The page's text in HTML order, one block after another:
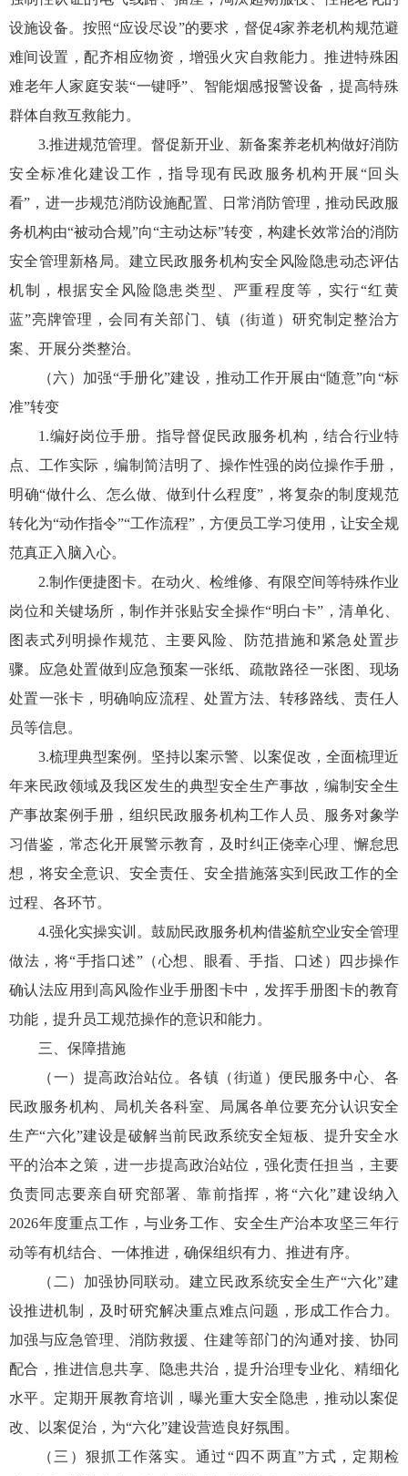
设施设备。按照“应设尽设”的要求，督促4家养老机构规范避
难间设置，配齐相应物资，增强火灾自救能力。推进特殊困
难老年人家庭安装“一键呼”、智能烟感报警设备，提高特殊
群体自救互救能力。
3.推进规范管理。督促新开业、新备案养老机构做好消防
安全标准化建设工作，指导现有民政服务机构开展“回头
看”，进一步规范消防设施配置、日常消防管理，推动民政服
务机构由“被动合规”向“主动达标”转变，构建长效常治的消防
安全管理新格局。建立民政服务机构安全风险隐患动态评估
机制，根据安全风险隐患类型、严重程度等，实行“红黄
蓝”亮牌管理，会同有关部门、镇（街道）研究制定整治方
案、开展分类整治。
（六）加强“手册化”建设，推动工作开展由“随意”向“标
准”转变
1.编好岗位手册。指导督促民政服务机构，结合行业特
点、工作实际，编制简洁明了、操作性强的岗位操作手册，
明确“做什么、怎么做、做到什么程度”，将复杂的制度规范
转化为“动作指令”“工作流程”，方便员工学习使用，让安全规
范真正入脑入心。
2.制作便捷图卡。在动火、检维修、有限空间等特殊作业
岗位和关键场所，制作并张贴安全操作“明白卡”，清单化、
图表式列明操作规范、主要风险、防范措施和紧急处置步
骤。应急处置做到应急预案一张纸、疏散路径一张图、现场
处置一张卡，明确响应流程、处置方法、转移路线、责任人
员等信息。
3.梳理典型案例。坚持以案示警、以案促改，全面梳理近
年来民政领域及我区发生的典型安全生产事故，编制安全生
产事故案例手册，组织民政服务机构工作人员、服务对象学
习借鉴，常态化开展警示教育，及时纠正侥幸心理、懈怠思
想，将安全意识、安全责任、安全措施落实到民政工作的全
过程、各环节。
4.强化实操实训。鼓励民政服务机构借鉴航空业安全管理
做法，将“手指口述”（心想、眼看、手指、口述）四步操作
确认法应用到高风险作业手册图卡中，发挥手册图卡的教育
功能，提升员工规范操作的意识和能力。
三、保障措施
（一）提高政治站位。各镇（街道）便民服务中心、各
民政服务机构、局机关各科室、局属各单位要充分认识安全
生产“六化”建设是破解当前民政系统安全短板、提升安全水
平的治本之策，进一步提高政治站位，强化责任担当，主要
负责同志要亲自研究部署、靠前指挥，将“六化”建设纳入
2026年度重点工作，与业务工作、安全生产治本攻坚三年行
动等有机结合、一体推进，确保组织有力、推进有序。
（二）加强协同联动。建立民政系统安全生产“六化”建
设推进机制，及时研究解决重点难点问题，形成工作合力。
加强与应急管理、消防救援、住建等部门的沟通对接、协同
配合，推进信息共享、隐患共治，提升治理专业化、精细化
水平。定期开展教育培训，曝光重大安全隐患，推动以案促
改、以案促治，为“六化”建设营造良好氛围。
（三）狠抓工作落实。通过“四不两直”方式，定期检